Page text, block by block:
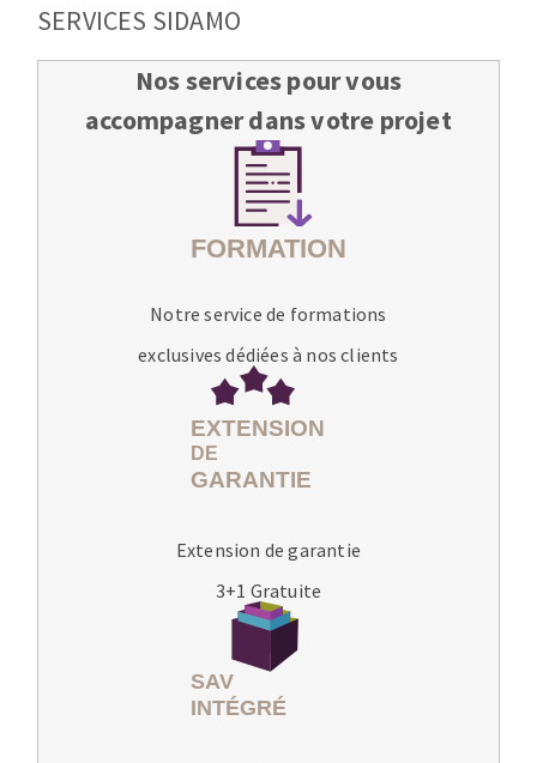
SERVICES SIDAMO
Nos services pour vous
accompagner dans votre projet
Notre service de formations
exclusives dédiées à nos clients
Extension de garantie
3+1 Gratuite